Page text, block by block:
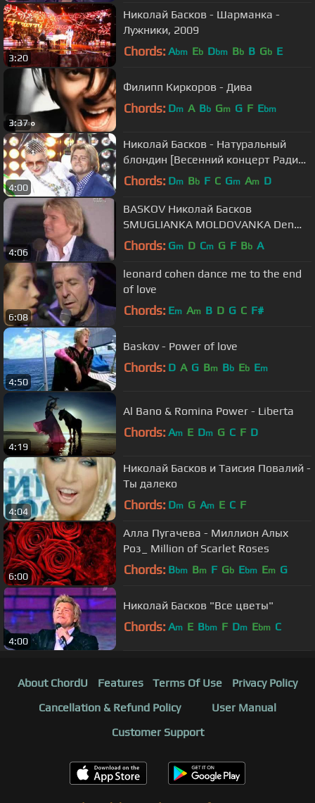
3:20
Николай Басков - Шарманка -
Лужники, 2009
Chords: Abm Eb Dbm Bb B Gb E
3:37
Филипп Киркоров - Дива
Chords: Dm A Bb Gm G F Ebm
4:00
Николай Басков - Натуральный
блондин [Весенний концерт Радио
Дача 2010]
Chords: Dm Bb F C Gm Am D
4:06
BASKOV Николай Басков
SMUGLIANKA MOLDOVANKA Den
Pobedi 2007
Chords: Gm D Cm G F Bb A
6:08
leonard cohen dance me to the end
of love
Chords: Em Am B D G C F#
4:50
Baskov - Power of love
Chords: D A G Bm Bb Eb Em
4:19
Al Bano & Romina Power - Liberta
Chords: Am E Dm G C F D
4:04
Николай Басков и Таисия Повалий -
Ты далеко
Chords: Dm G Am E C F
6:00
Алла Пугачева - Миллион Алых
Роз_ Million of Scarlet Roses
Chords: Bbm Bm F Gb Ebm Em G
4:00
Николай Басков "Все цветы"
Chords: Am E Bbm F Dm Ebm C
About ChordU Features Terms Of Use
Privacy Policy
Cancellation & Refund Policy
User Manual
Customer Support